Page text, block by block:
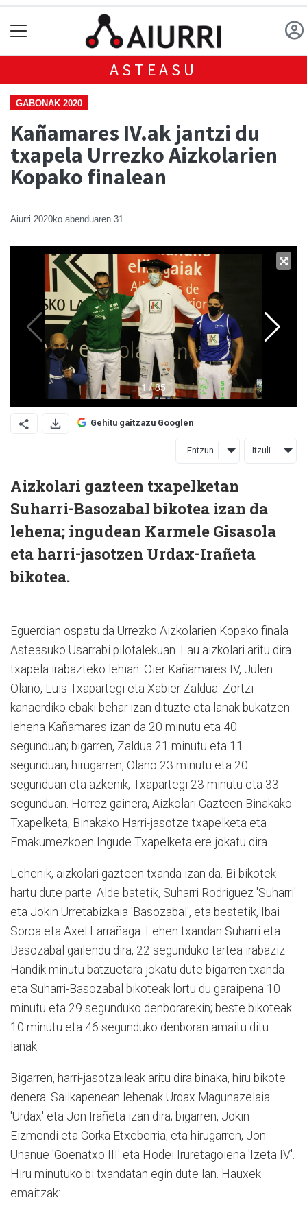
ASTEASU
GABONAK 2020
Kañamares IV.ak jantzi du
txapela Urrezko Aizkolarien
Kopako finalean
Aiurri 2020ko abenduaren 31
Gehitu gaitzazu Googlen
Entzun Itzuli
Aizkolari gazteen txapelketan
Suharri-Basozabal bikotea izan da
lehena; ingudean Karmele Gisasola
eta harri-jasotzen Urdax-Irañeta
bikotea.
Eguerdian ospatu da Urrezko Aizkolarien Kopako finala
Asteasuko Usarrabi pilotalekuan. Lau aizkolari aritu dira
txapela irabazteko lehian: Oier Kañamares IV, Julen
Olano, Luis Txapartegi eta Xabier Zaldua. Zortzi
kanaerdiko ebaki behar izan dituzte eta lanak bukatzen
lehena Kañamares izan da 20 minutu eta 40
segunduan; bigarren, Zaldua 21 minutu eta 11
segunduan; hirugarren, Olano 23 minutu eta 20
segunduan eta azkenik, Txapartegi 23 minutu eta 33
segunduan. Horrez gainera, Aizkolari Gazteen Binakako
Txapelketa, Binakako Harri-jasotze txapelketa eta
Emakumezkoen Ingude Txapelketa ere jokatu dira.
Lehenik, aizkolari gazteen txanda izan da. Bi bikotek
hartu dute parte. Alde batetik, Suharri Rodriguez 'Suharri'
eta Jokin Urretabizkaia 'Basozabal', eta bestetik, Ibai
Soroa eta Axel Larrañaga. Lehen txandan Suharri eta
Basozabal gailendu dira, 22 segunduko tartea irabaziz.
Handik minutu batzuetara jokatu dute bigarren txanda
eta Suharri-Basozabal bikoteak lortu du garaipena 10
minutu eta 29 segunduko denborarekin; beste bikoteak
10 minutu eta 46 segunduko denboran amaitu ditu
lanak.
Bigarren, harri-jasotzaileak aritu dira binaka, hiru bikote
denera. Sailkapenean lehenak Urdax Magunazelaia
'Urdax' eta Jon Irañeta izan dira; bigarren, Jokin
Eizmendi eta Gorka Etxeberria; eta hirugarren, Jon
Unanue 'Goenatxo III' eta Hodei Iruretagoiena 'Izeta IV'.
Hiru minutuko bi txandatan egin dute lan. Hauxek
emaitzak: